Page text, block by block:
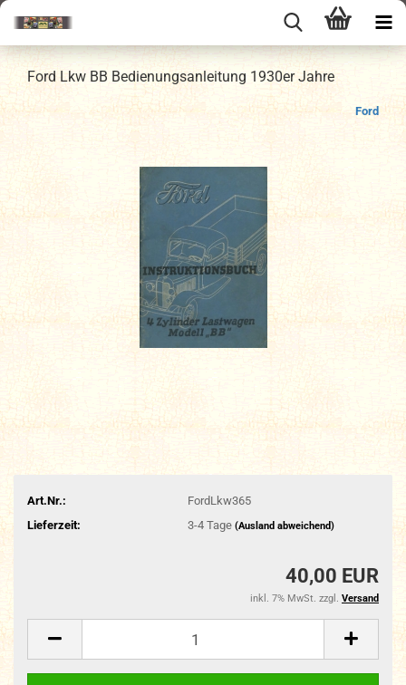
Ford Lkw BB Bedienungsanleitung 1930er Jahre
Ford
Art.Nr.:
FordLkw365
Lieferzeit:
3-4 Tage (Ausland abweichend)
40,00 EUR
inkl. 7% MwSt. zzgl. Versand